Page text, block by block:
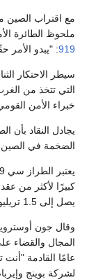
مع اقتراب الصين
ملحوظ الطائرة
919: "يبدو الأمر
سيطر الاحتكار
التي تتخذ من
خبراء الأمن
يجادل النقاد بأن الطائرة
الضخمة في
يعتبر الطراز سي 919 هاماً للغاية
كبيرًا لأكثر من
يصل إلى 1.5 تريليون دولار على مدار العشرين عامًا القادمة.
وقال جون
المجال والقضاء
لشركة بوينج